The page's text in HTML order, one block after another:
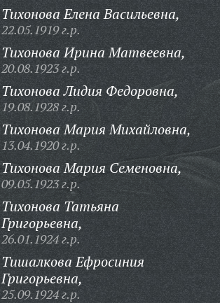
Тихонова Елена Васильевна,
22.05.1919 г.р.
Тихонова Ирина Матвеевна,
20.08.1923 г.р.
Тихонова Лидия Федоровна,
19.08.1928 г.р.
Тихонова Мария Михайловна,
13.04.1920 г.р.
Тихонова Мария Семеновна,
09.05.1923 г.р.
Тихонова Татьяна
Григорьевна,
26.01.1924 г.р.
Тишалкова Ефросиния
Григорьевна,
25.09.1924 г.р.